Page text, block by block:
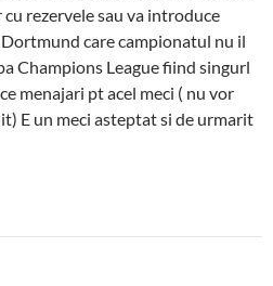
cu rezervele sau va introduce
care campionatul nu il
Champions League fiind singurl
menajari pt acel meci ( nu vor
E un meci asteptat si de urmarit